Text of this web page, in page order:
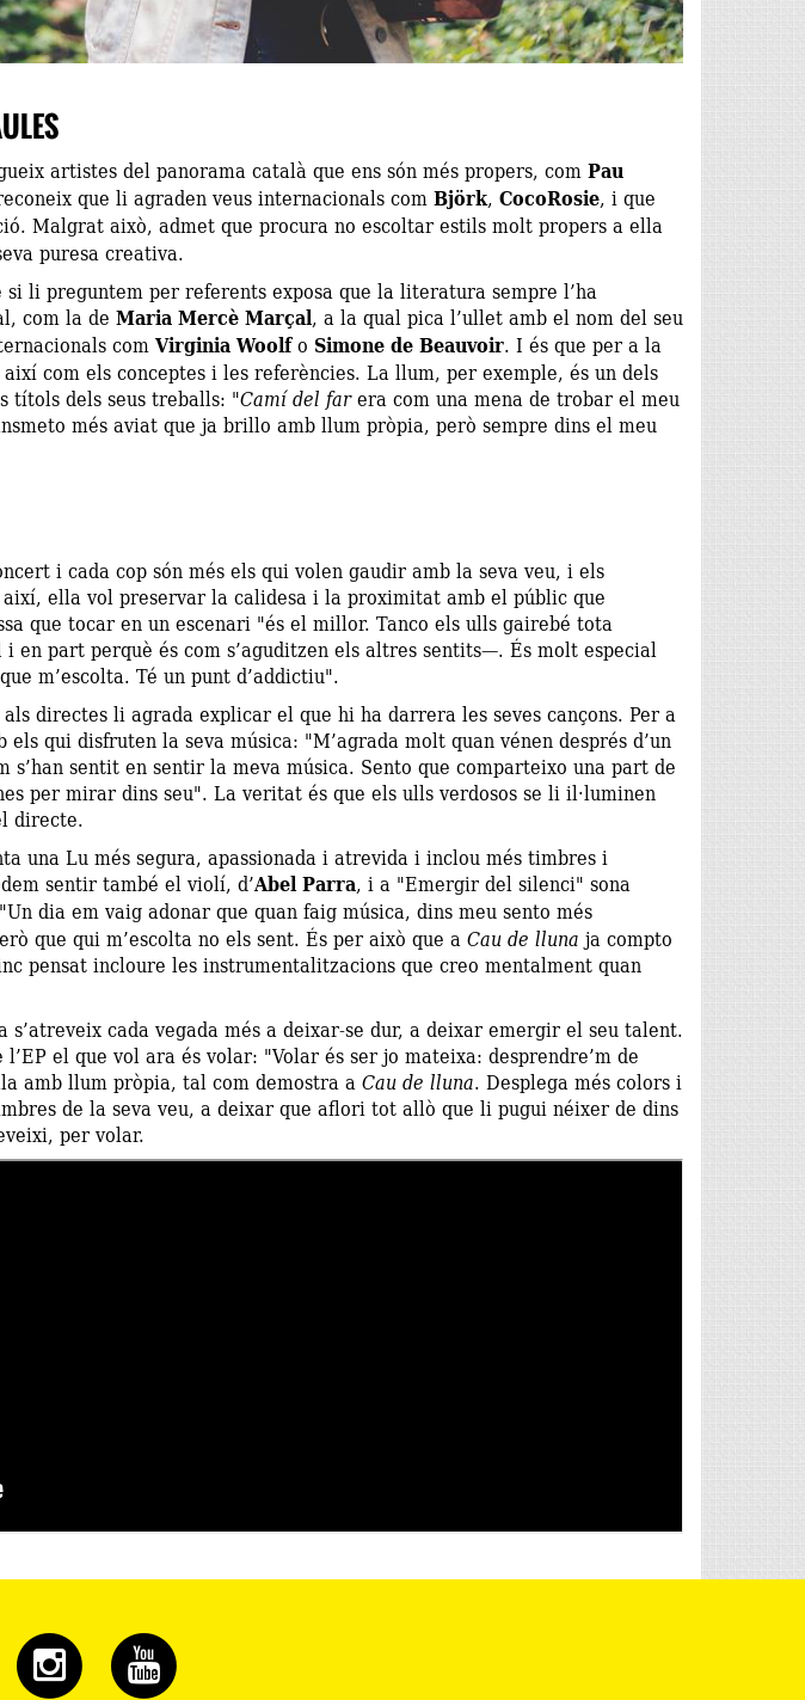
artistes del panorama català que ens són més propers, comPau
que li agraden veus internacionals comBjörk, CocoRosie, i que
Malgrat això, admet que procura no escoltar estils molt propers a ella
puresa creativa.
li preguntem per referents exposa que la literatura sempre l’ha
com la de Maria Mercè Marçal, a la qual pica l’ullet amb el nom del seu
comVirginia Woolfo Simone de Beauvoir. I és que per a la
com els conceptes i les referències. La llum, per exemple, és un dels
títols dels seus treballs: "Camí del farera com una mena de trobar el meu
més aviat que ja brillo amb llum pròpia, però sempre dins el meu
i cada cop són més els qui volen gaudir amb la seva veu, i els
ella vol preservar la calidesa i la proximitat amb el públic que
que tocar en un escenari "és el millor. Tanco els ulls gairebé tota
en part perquè és com s’aguditzen els altres sentits—. És molt especial
m’escolta. Té un punt d’addictiu".
directes li agrada explicar el que hi ha darrera les seves cançons. Per a
qui disfruten la seva música: "M’agrada molt quan vénen després d’un
s’han sentit en sentir la meva música. Sento que comparteixo una part de
per mirar dins seu". La veritat és que els ulls verdosos se li il·luminen
directe.
una Lu més segura, apassionada i atrevida i inclou més timbres i
sentir també el violí, d’Abel Parra, i a "Emergir del silenci" sona
dia em vaig adonar que quan faig música, dins meu sento més
que qui m’escolta no els sent. És per això que aCau de lluna ja compto
pensat incloure les instrumentalitzacions que creo mentalment quan
s’atreveix cada vegada més a deixar-se dur, a deixar emergir el seu talent.
el que vol ara és volar: "Volar és ser jo mateixa: desprendre’m de
amb llum pròpia, tal com demostra aCau de lluna. Desplega més colors i
de la seva veu, a deixar que aflori tot allò que li pugui néixer de dins
per volar.